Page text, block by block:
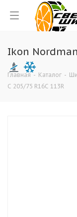
Ikon
Главная - Каталог -
C 205/75 R16C 113R